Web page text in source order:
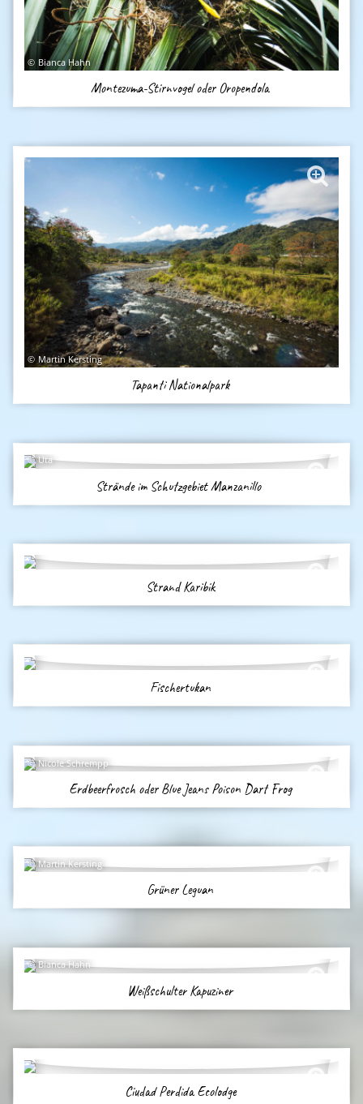
Bianca Hahn
Montezuma-Stirnvogel oder Oropendola
Martin Kersting
Tapanti Nationalpark
Uta
Strände im Schutzgebiet Manzanillo
Strand Karibik
Fischertukan
Nicole Schrempp
Erdbeerfrosch oder Blue Jeans Poison Dart Frog
Martin Kersting
Grüner Leguan
Bianca Hahn
Weißschulter Kapuziner
Ciudad Perdida Ecolodge